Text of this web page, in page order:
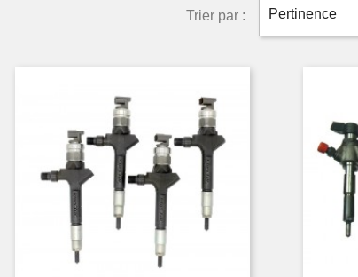
Trier par : Pertinence